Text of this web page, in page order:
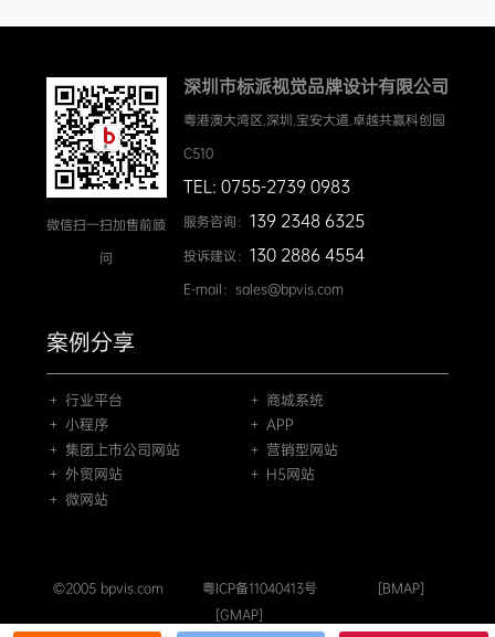
微信扫一扫加售前顾
问
深圳市标派视觉品牌设计有限公司
粤港澳大湾区.深圳.宝安大道.卓越共赢科创园
C510
TEL: 0755-2739 0983
服务咨询： 139 2348 6325
投诉建议： 130 2886 4554
E-mail：sales@bpvis.com
案例分享
＋ 行业平台
＋ 商城系统
＋ 小程序
＋ APP
＋ 集团上市公司网站
＋ 营销型网站
＋ 外贸网站
＋ H5网站
＋ 微网站
©2005 bpvis.com 粤ICP备11040413号
[BMAP]
[GMAP]